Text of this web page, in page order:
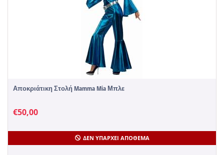
Αποκριάτικη Στολή Mamma Mia Μπλε
€50,00
ΔΕΝ ΥΠΆΡΧΕΙ ΑΠΌΘΕΜΑ